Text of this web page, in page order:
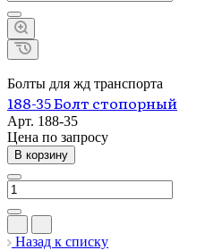
Болты для жд транспорта
188-35 Болт стопорный
Арт. 188-35
Цена по запросу
В корзину
Назад к списку